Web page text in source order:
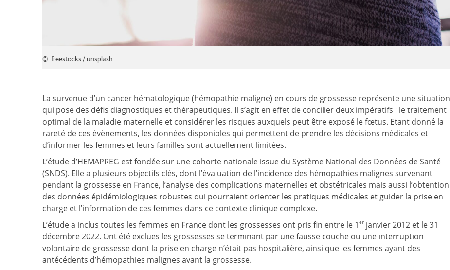
© freestocks / unsplash
La survenue d’un cancer hématologique (hémopathie maligne) en cours de grossesse représente une situation
qui pose des défis diagnostiques et thérapeutiques. Il s’agit en effet de concilier deux impératifs : le traitement
optimal de la maladie maternelle et considérer les risques auxquels peut être exposé le fœtus. Etant donné la
rareté de ces évènements, les données disponibles qui permettent de prendre les décisions médicales et
d’informer les femmes et leurs familles sont actuellement limitées.
L’étude d’HEMAPREG est fondée sur une cohorte nationale issue du Système National des Données de Santé
(SNDS). Elle a plusieurs objectifs clés, dont l’évaluation de l’incidence des hémopathies malignes survenant
pendant la grossesse en France, l’analyse des complications maternelles et obstétricales mais aussi l’obtention
des données épidémiologiques robustes qui pourraient orienter les pratiques médicales et guider la prise en
charge et l’information de ces femmes dans ce contexte clinique complexe.
L’étude a inclus toutes les femmes en France dont les grossesses ont pris fin entre le 1 er janvier 2012 et le 31
décembre 2022. Ont été exclues les grossesses se terminant par une fausse couche ou une interruption
volontaire de grossesse dont la prise en charge n’était pas hospitalière, ainsi que les femmes ayant des
antécédents d’hémopathies malignes avant la grossesse.